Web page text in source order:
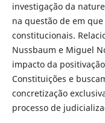
investigação da
na questão de em
constitucionais.
Nussbaum e Miguel
impacto da
Constituições e
concretização
processo de